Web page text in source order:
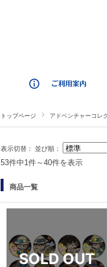
トップページ アドベンチャーコレ
表示切替： 並び順：
53件中1件～40件を表示
商品一覧